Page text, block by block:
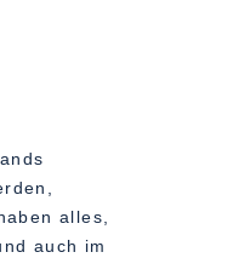
alles,
auch im